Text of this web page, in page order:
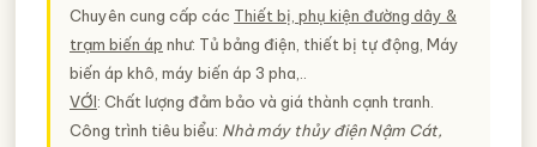
Chuyên cung cấp các Thiết bị, phụ kiện đường dây &
trạm biến áp như: Tủ bảng điện, thiết bị tự động, Máy
biến áp khô, máy biến áp 3 pha,..
VỚI: Chất lượng đảm bảo và giá thành cạnh tranh.
Công trình tiêu biểu: Nhà máy thủy điện Nậm Cát,